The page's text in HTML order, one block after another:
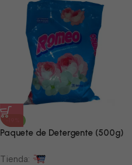
-19%
Paquete de Detergente (500g)
Tienda: